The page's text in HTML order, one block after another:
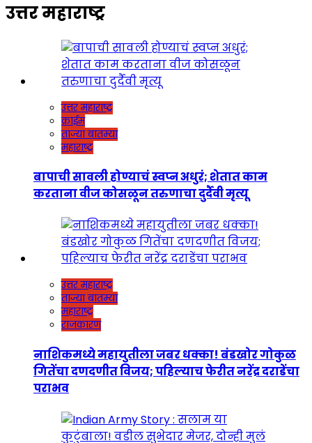
उत्तर महाराष्ट्र
उत्तर महाराष्ट्र
क्राईम
ताज्या बातम्या
महाराष्ट्र
बापाची सावली होण्याचं स्वप्न अधुरं; शेतात काम
करताना वीज कोसळून तरुणाचा दुर्दैवी मृत्यू
उत्तर महाराष्ट्र
ताज्या बातम्या
महाराष्ट्र
राजकारण
नाशिकमध्ये महायुतीला जबर धक्का! बंडखोर गोकुळ
गितेंचा दणदणीत विजय; पहिल्याच फेरीत नरेंद्र दराडेंचा
पराभव